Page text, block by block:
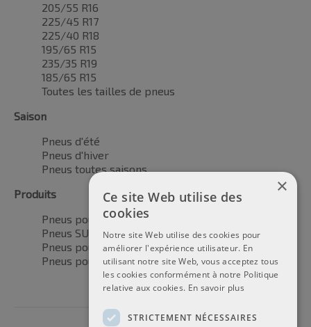
205/55 R16
225/45 R17
225/40 R18
195/65 R15
235/35 R19
185/65 R15
Toutes les tailles de pneus
Saison
Pneus d'été
Pneus d'hiver
Pneus toutes saisons
Produits
Pneus pour voitures
Pneus SUV / 4x4
Pneus pour camionnettes
Pneus pour motos
×
Ce site Web utilise des
cookies
Notre site Web utilise des cookies pour
améliorer l'expérience utilisateur. En
utilisant notre site Web, vous acceptez tous
les cookies conformément à notre Politique
relative aux cookies. En savoir plus
STRICTEMENT NÉCESSAIRES